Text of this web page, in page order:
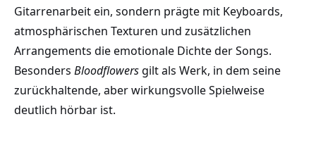
Gitarrenarbeit ein, sondern prägte mit Keyboards,
atmosphärischen Texturen und zusätzlichen
Arrangements die emotionale Dichte der Songs.
Besonders Bloodflowers gilt als Werk, in dem seine
zurückhaltende, aber wirkungsvolle Spielweise
deutlich hörbar ist.